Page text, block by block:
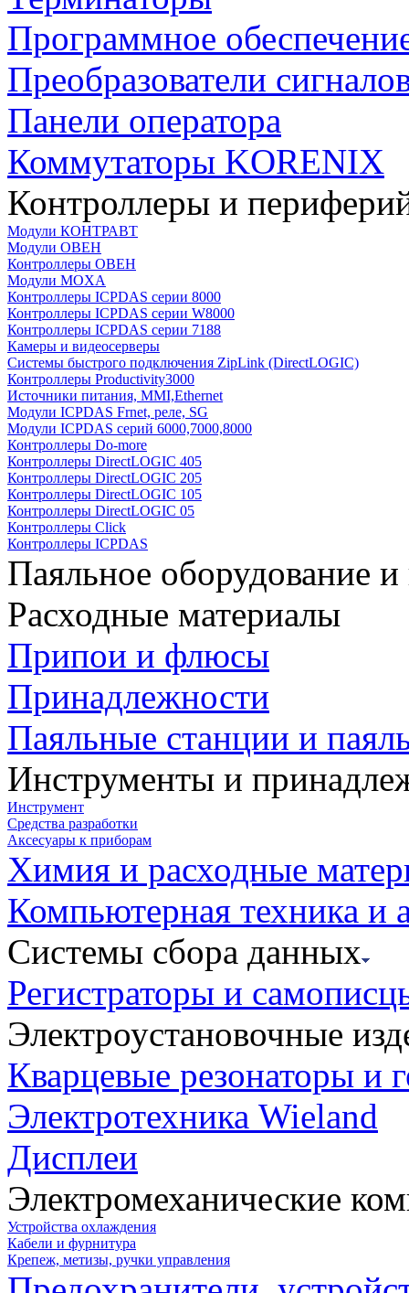
Программное
Преобразователи
Панели оператора
Коммутаторы KORENIX
Контроллеры и
Модули КОНТРАВТ
Модули ОВЕН
Контроллеры ОВЕН
Модули MOXA
Контроллеры ICPDAS серии 8000
Контроллеры ICPDAS серии W8000
Контроллеры ICPDAS серии 7188
Камеры и видеосерверы
Системы быстрого подключения ZipLink (DirectLOGIC)
Контроллеры Productivity3000
Источники питания, MMI,Ethernet
Модули ICPDAS Frnet, реле, SG
Модули ICPDAS серий 6000,7000,8000
Контроллеры Do-more
Контроллеры DirectLOGIC 405
Контроллеры DirectLOGIC 205
Контроллеры DirectLOGIC 105
Контроллеры DirectLOGIC 05
Контроллеры Click
Контроллеры ICPDAS
Паяльное оборудование
Расходные материалы
Припои и флюсы
Принадлежности
Паяльные станции и
Инструменты и
Инструмент
Средства разработки
Аксесуары к приборам
Химия и расходные
Компьютерная техника и
Системы сбора данных
Регистраторы и
Электроустановочные
Кварцевые резонаторы и
Электротехника Wieland
Дисплеи
Электромеханические
Устройства охлаждения
Кабели и фурнитура
Крепеж, метизы, ручки управления